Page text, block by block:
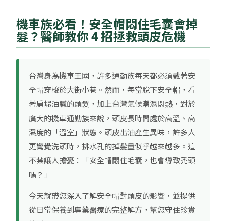
機車族必看！安全帽悶住毛囊會掉
髮？醫師教你 4 招拯救頭皮危機
台灣身為機車王國，許多通勤族每天都必須戴著安
全帽穿梭於大街小巷。然而，每當脫下安全帽，看
著扁塌油膩的頭髮，加上台灣氣候潮濕悶熱，對於
廣大的機車通勤族來說，頭皮長時間處於高溫、高
濕度的「溫室」狀態。頭皮出油產生異味，許多人
更驚覺洗頭時，排水孔的掉髮量似乎越來越多。這
不禁讓人擔憂：「安全帽悶住毛囊，也會導致禿頭
嗎？」
今天就帶您深入了解安全帽對頭皮的影響，並提供
從日常保養到專業醫療的完整解方，幫您守住珍貴